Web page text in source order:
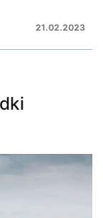
21.02.2023